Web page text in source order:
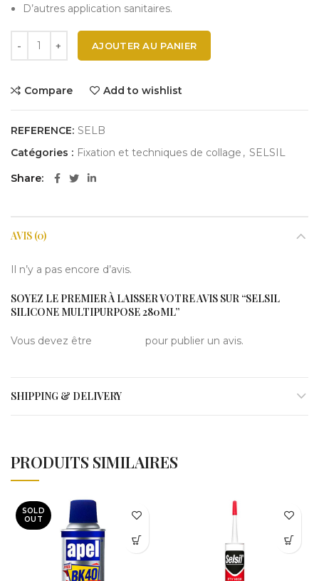
D’autres application sanitaires.
AJOUTER AU PANIER
Compare Add to wishlist
REFERENCE: SELB
Catégories : Fixation et techniques de collage , SELSIL
Share
AVIS (0)
Il n’y a pas encore d’avis.
SOYEZ LE PREMIER À LAISSER VOTRE AVIS SUR “SELSIL
SILICONE MULTIPURPOSE 280ML”
Vous devez être pour publier un avis.
SHIPPING & DELIVERY
PRODUITS SIMILAIRES
SOLD
OUT